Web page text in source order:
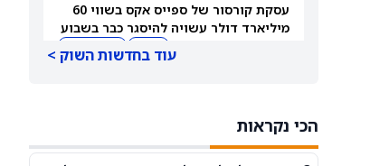
עסקת קורסור של ספייס אקס בשווי 60
מיליארד דולר עשויה להיסגר כבר בשבוע
לטסלה
עוד בחדשות השוק >
הכי נקראות